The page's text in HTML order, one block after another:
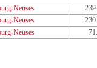
Neuses
Neuses
Neuses